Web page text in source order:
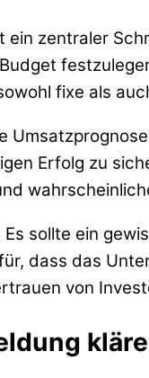
ein zentraler
fixe als
Erfolg zu
sollte ein
dass das
von